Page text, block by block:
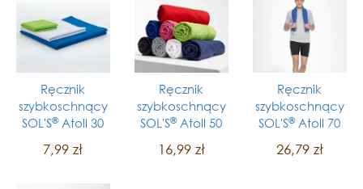
Ręcznik
szybkoschnący
SOL'S®Atoll 30
7,99 zł
Ręcznik
szybkoschnący
SOL'S®Atoll 50
16,99 zł
Ręcznik
szybkoschnący
SOL'S®Atoll 70
26,79 zł